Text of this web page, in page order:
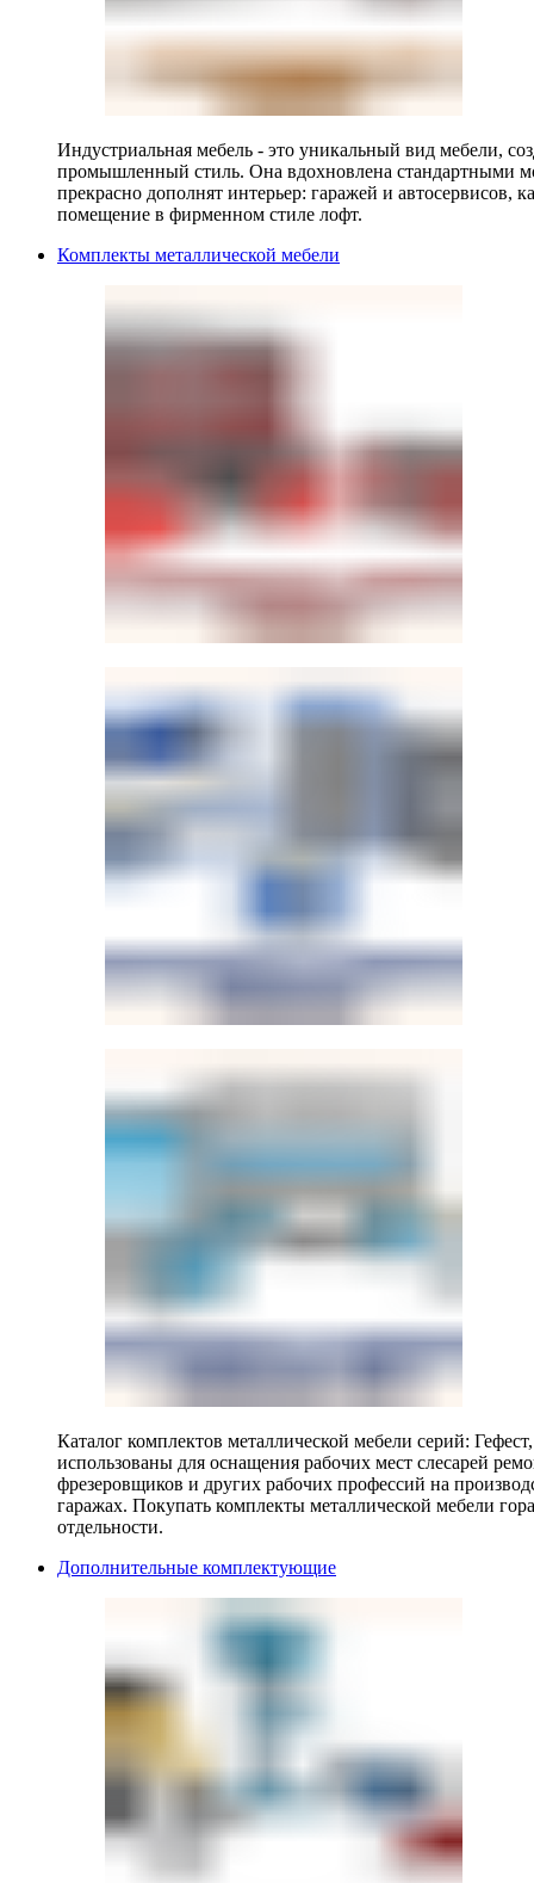
Индустриальная мебель - это уникальный вид мебели,
промышленный стиль. Она вдохновлена стандартными
прекрасно дополнят интерьер: гаражей и автосервисов,
помещение в фирменном стиле лофт.
Комплекты металлической мебели
Каталог комплектов металлической мебели серий:
использованы для оснащения рабочих мест слесарей
фрезеровщиков и других рабочих профессий на
гаражах. Покупать комплекты металлической мебели
отдельности.
Дополнительные комплектующие